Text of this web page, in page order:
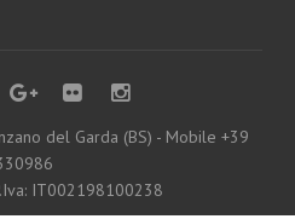
del Garda (BS) - Mobile +39
IT002198100238